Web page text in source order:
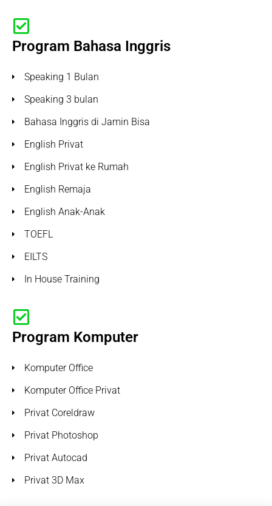
Program Bahasa Inggris
Speaking 1 Bulan
Speaking 3 bulan
Bahasa Inggris di Jamin Bisa
English Privat
English Privat ke Rumah
English Remaja
English Anak-Anak
TOEFL
EILTS
In House Training
Program Komputer
Komputer Office
Komputer Office Privat
Privat Coreldraw
Privat Photoshop
Privat Autocad
Privat 3D Max